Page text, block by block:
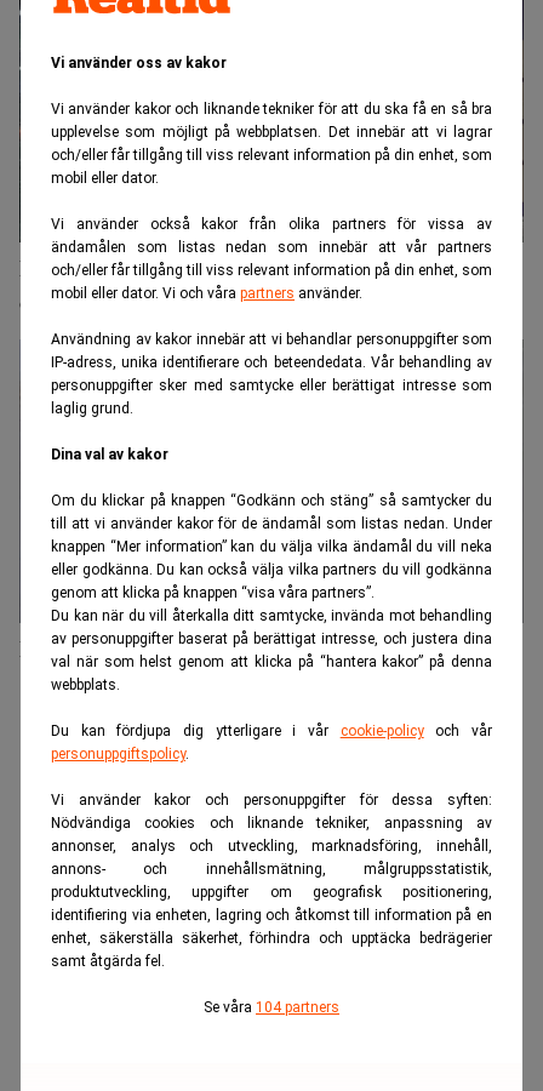
Vi använder oss av kakor
Vi använder kakor och liknande tekniker för att du ska få en så bra
upplevelse som möjligt på webbplatsen. Det innebär att vi lagrar
och/eller får tillgång till viss relevant information på din enhet, som
mobil eller dator.
Vi använder också kakor från olika partners för vissa av
ändamålen som listas nedan som innebär att vår partners
och/eller får tillgång till viss relevant information på din enhet, som
mobil eller dator. Vi och våra partners använder.
Användning av kakor innebär att vi behandlar personuppgifter som
IP-adress, unika identifierare och beteendedata. Vår behandling av
personuppgifter sker med samtycke eller berättigat intresse som
laglig grund.
Dina val av kakor
Om du klickar på knappen “Godkänn och stäng” så samtycker du
till att vi använder kakor för de ändamål som listas nedan. Under
knappen “Mer information” kan du välja vilka ändamål du vill neka
eller godkänna. Du kan också välja vilka partners du vill godkänna
genom att klicka på knappen “visa våra partners”.
Du kan när du vill återkalla ditt samtycke, invända mot behandling
av personuppgifter baserat på berättigat intresse, och justera dina
val när som helst genom att klicka på “hantera kakor” på denna
webbplats.
Du kan fördjupa dig ytterligare i vår cookie-policyoch vår
personuppgiftspolicy.
Vi använder kakor och personuppgifter för dessa syften:
Nödvändiga cookies och liknande tekniker, anpassning av
annonser, analys och utveckling, marknadsföring, innehåll,
annons- och innehållsmätning, målgruppsstatistik,
produktutveckling, uppgifter om geografisk positionering,
identifiering via enheten, lagring och åtkomst till information på en
enhet, säkerställa säkerhet, förhindra och upptäcka bedrägerier
samt åtgärda fel.
Se våra 104 partners
Rizzo Group får böter av Nasdaq Stockholms
disciplinnämnd
Rizzo Group får ny vd och ordförande